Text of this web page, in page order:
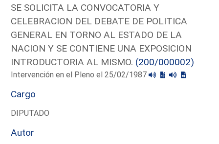
SE SOLICITA LA CONVOCATORIA Y
CELEBRACION DEL DEBATE DE POLITICA
GENERAL EN TORNO AL ESTADO DE LA
NACION Y SE CONTIENE UNA EXPOSICION
INTRODUCTORIA AL MISMO. (200/000002)
Intervención en el Pleno el 25/02/1987
Cargo
DIPUTADO
Autor